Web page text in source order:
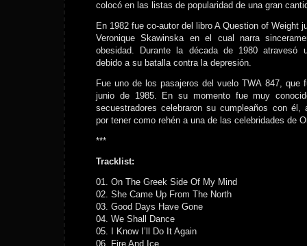
colocó en las listas de popularidad de una gran
En 1982 fue co-autor del libro A Question of Weight
Veronique Skawinska en el cual narra
obesidad. Durante la década de 1980 atravesó
debido a su batalla contra la depresión.
Fue uno de los pasajeros del vuelo TWA 847, que
junio de 1985. En su momento fue muy
secuestradores celebraron su cumpleaños con él,
por tener como rehén a una de las celebridades de
***
Tracklist:
01. On The Greek Side Of My Mind
02. She Came Up From The North
03. Good Days Have Gone
04. We Shall Dance
05. I Know I’ll Do It Again
06. Fire And Ice